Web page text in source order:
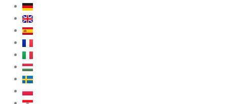
Zum
Inhalt
springen